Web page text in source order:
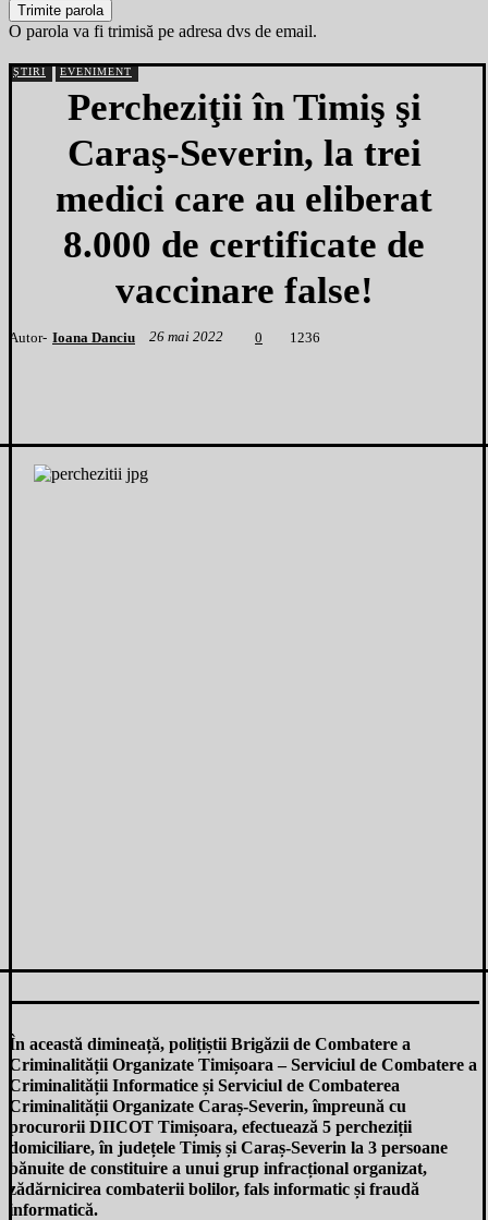
O parola va fi trimisă pe adresa dvs de email.
ȘTIRI EVENIMENT
Percheziţii în Timiş şi
Caraş-Severin, la trei
medici care au eliberat
8.000 de certificate de
vaccinare false!
Autor- Ioana Danciu 26 mai 2022 0 1 236
În această dimineață, polițiștii Brigăzii de Combatere a
Criminalității Organizate Timișoara – Serviciul de Combatere a
Criminalității Informatice și Serviciul de Combaterea
Criminalității Organizate Caraș-Severin, împreună cu
procurorii DIICOT Timișoara, efectuează 5 percheziții
domiciliare, în județele Timiș și Caraș-Severin la 3 persoane
bănuite de constituire a unui grup infracțional organizat,
zădărnicirea combaterii bolilor, fals informatic și fraudă
informatică.